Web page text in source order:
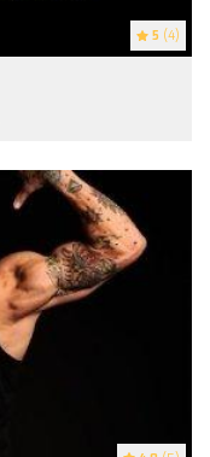
5 (4)